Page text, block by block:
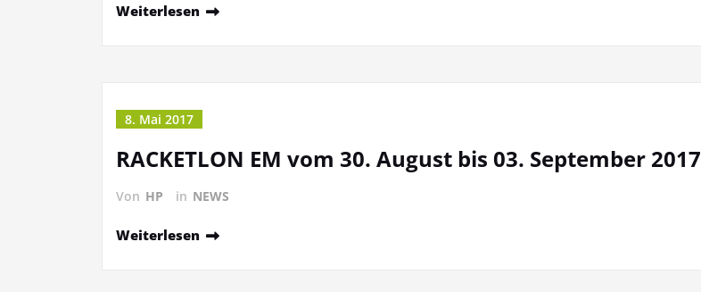
Weiterlesen
8. Mai 2017
RACKETLON EM vom 30. August bis 03. September 2017
Von HP in NEWS
Weiterlesen